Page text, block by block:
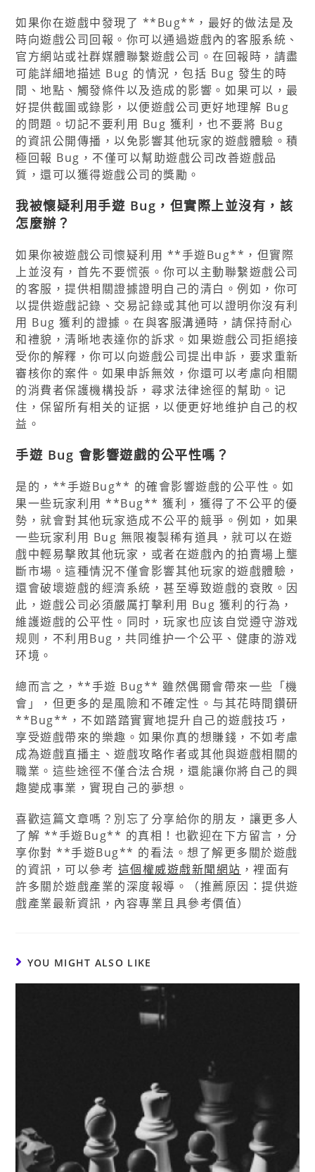
如果你在遊戲中發現了 **Bug**，最好的做法是及
時向遊戲公司回報。你可以通過遊戲內的客服系統、
官方網站或社群媒體聯繫遊戲公司。在回報時，請盡
可能詳細地描述 Bug 的情況，包括 Bug 發生的時
間、地點、觸發條件以及造成的影響。如果可以，最
好提供截圖或錄影，以便遊戲公司更好地理解 Bug
的問題。切記不要利用 Bug 獲利，也不要將 Bug
的資訊公開傳播，以免影響其他玩家的遊戲體驗。積
極回報 Bug，不僅可以幫助遊戲公司改善遊戲品
質，還可以獲得遊戲公司的獎勵。
我被懷疑利用手遊 Bug，但實際上並沒有，該
怎麼辦？
如果你被遊戲公司懷疑利用 **手遊Bug**，但實際
上並沒有，首先不要慌張。你可以主動聯繫遊戲公司
的客服，提供相關證據證明自己的清白。例如，你可
以提供遊戲記錄、交易記錄或其他可以證明你沒有利
用 Bug 獲利的證據。在與客服溝通時，請保持耐心
和禮貌，清晰地表達你的訴求。如果遊戲公司拒絕接
受你的解釋，你可以向遊戲公司提出申訴，要求重新
審核你的案件。如果申訴無效，你還可以考慮向相關
的消費者保護機構投訴，尋求法律途徑的幫助。记
住，保留所有相关的证据，以便更好地维护自己的权
益。
手遊 Bug 會影響遊戲的公平性嗎？
是的，**手遊Bug** 的確會影響遊戲的公平性。如
果一些玩家利用 **Bug** 獲利，獲得了不公平的優
勢，就會對其他玩家造成不公平的競爭。例如，如果
一些玩家利用 Bug 無限複製稀有道具，就可以在遊
戲中輕易擊敗其他玩家，或者在遊戲內的拍賣場上壟
斷市場。這種情況不僅會影響其他玩家的遊戲體驗，
還會破壞遊戲的經濟系統，甚至導致遊戲的衰敗。因
此，遊戲公司必須嚴厲打擊利用 Bug 獲利的行為，
維護遊戲的公平性。同时，玩家也应该自觉遵守游戏
规则，不利用Bug，共同维护一个公平、健康的游戏
环境。
總而言之，**手遊 Bug** 雖然偶爾會帶來一些「機
會」，但更多的是風險和不確定性。与其花時間鑽研
**Bug**，不如踏踏實實地提升自己的遊戲技巧，
享受遊戲帶來的樂趣。如果你真的想賺錢，不如考慮
成為遊戲直播主、遊戲攻略作者或其他與遊戲相關的
職業。這些途徑不僅合法合規，還能讓你將自己的興
趣變成事業，實現自己的夢想。
喜歡這篇文章嗎？別忘了分享給你的朋友，讓更多人
了解 **手遊Bug** 的真相！也歡迎在下方留言，分
享你對 **手遊Bug** 的看法。想了解更多關於遊戲
的資訊，可以參考 這個權威遊戲新聞網站 ，裡面有
許多關於遊戲產業的深度報導。（推薦原因：提供遊
戲產業最新資訊，內容專業且具參考價值）
YOU MIGHT ALSO LIKE